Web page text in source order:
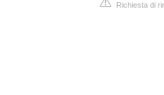
Richiesta di